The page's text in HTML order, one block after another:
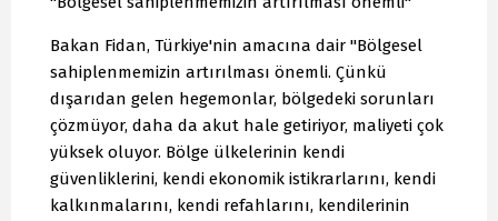
Bakan Fidan, Türkiye'nin amacına dair "Bölgesel
sahiplenmemizin artırılması önemli. Çünkü
dışarıdan gelen hegemonlar, bölgedeki sorunları
çözmüyor, daha da akut hale getiriyor, maliyeti çok
yüksek oluyor. Bölge ülkelerinin kendi
güvenliklerini, kendi ekonomik istikrarlarını, kendi
kalkınmalarını, kendi refahlarını, kendilerinin